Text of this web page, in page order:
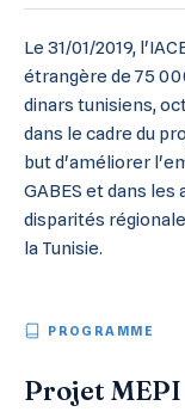
Le 31/01/2019,
étrangère de 75
dinars tunisiens,
dans le cadre du
but d'améliorer
GABES et dans
disparités
la Tunisie.
PROGRAMME
Projet MEPI